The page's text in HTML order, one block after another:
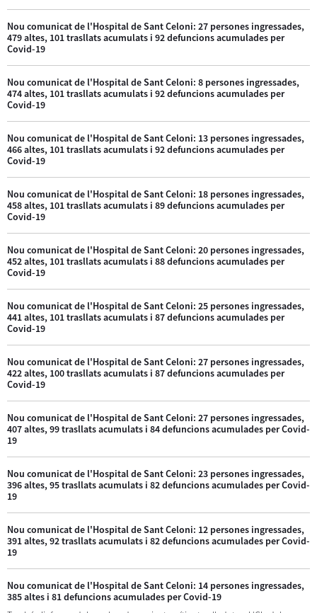
Nou comunicat de l'Hospital de Sant Celoni: 27 persones ingressades,
479 altes, 101 trasllats acumulats i 92 defuncions acumulades per
Covid-19
Nou comunicat de l'Hospital de Sant Celoni: 8 persones ingressades,
474 altes, 101 trasllats acumulats i 92 defuncions acumulades per
Covid-19
Nou comunicat de l'Hospital de Sant Celoni: 13 persones ingressades,
466 altes, 101 trasllats acumulats i 92 defuncions acumulades per
Covid-19
Nou comunicat de l'Hospital de Sant Celoni: 18 persones ingressades,
458 altes, 101 trasllats acumulats i 89 defuncions acumulades per
Covid-19
Nou comunicat de l'Hospital de Sant Celoni: 20 persones ingressades,
452 altes, 101 trasllats acumulats i 88 defuncions acumulades per
Covid-19
Nou comunicat de l'Hospital de Sant Celoni: 25 persones ingressades,
441 altes, 101 trasllats acumulats i 87 defuncions acumulades per
Covid-19
Nou comunicat de l'Hospital de Sant Celoni: 27 persones ingressades,
422 altes, 100 trasllats acumulats i 87 defuncions acumulades per
Covid-19
Nou comunicat de l'Hospital de Sant Celoni: 27 persones ingressades,
407 altes, 99 trasllats acumulats i 84 defuncions acumulades per Covid-
19
Nou comunicat de l'Hospital de Sant Celoni: 23 persones ingressades,
396 altes, 95 trasllats acumulats i 82 defuncions acumulades per Covid-
19
Nou comunicat de l'Hospital de Sant Celoni: 12 persones ingressades,
391 altes, 92 trasllats acumulats i 82 defuncions acumulades per Covid-
19
Nou comunicat de l'Hospital de Sant Celoni: 14 persones ingressades,
385 altes i 81 defuncions acumulades per Covid-19